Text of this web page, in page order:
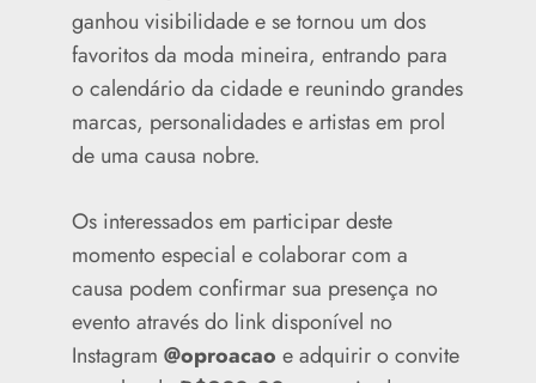
ganhou visibilidade e se tornou um dos
favoritos da moda mineira, entrando para
o calendário da cidade e reunindo grandes
marcas, personalidades e artistas em prol
de uma causa nobre.
Os interessados em participar deste
momento especial e colaborar com a
causa podem confirmar sua presença no
evento através do link disponível no
Instagram @oproacao e adquirir o convite